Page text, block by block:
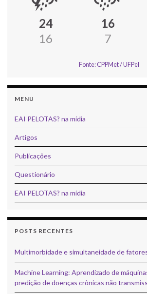
24
16
16
7
Fonte: CPPMet / UFPel
MENU
EAI PELOTAS? na mídia
Artigos
Publicações
Questionário
EAI PELOTAS? na mídia
POSTS RECENTES
Multimorbidade e simultaneidade de
Machine Learning: Aprendizado de
predição de doenças crônicas não